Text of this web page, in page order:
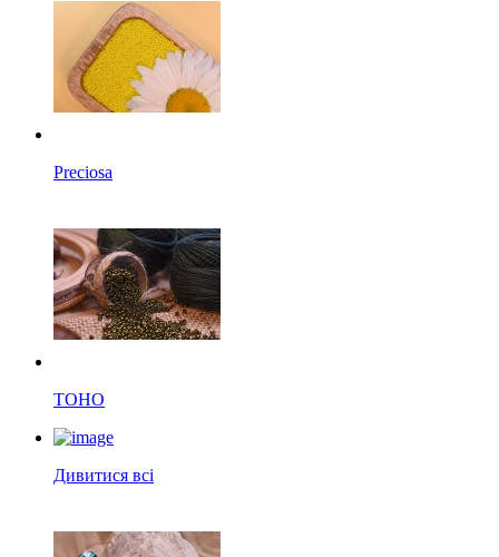
Preciosa
TOHO
Дивитися всі